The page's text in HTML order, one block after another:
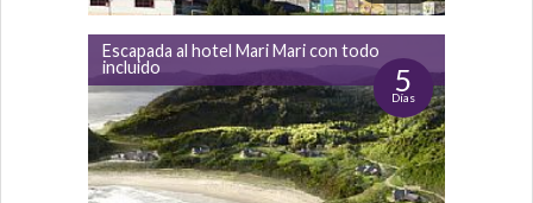
Escapada al hotel Mari Mari con todo
incluido
5
Días